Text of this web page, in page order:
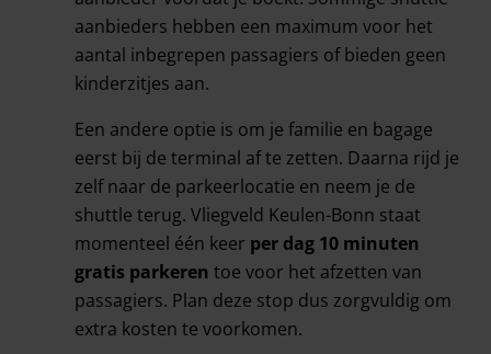
aanbieders hebben een maximum voor het
aantal inbegrepen passagiers of bieden geen
kinderzitjes aan.
Een andere optie is om je familie en bagage
eerst bij de terminal af te zetten. Daarna rijd je
zelf naar de parkeerlocatie en neem je de
shuttle terug. Vliegveld Keulen-Bonn staat
momenteel één keer per dag 10 minuten
gratis parkeren toe voor het afzetten van
passagiers. Plan deze stop dus zorgvuldig om
extra kosten te voorkomen.